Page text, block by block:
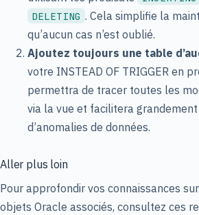
DELETING . Cela simplifie la
qu’aucun cas n’est oublié.
Ajoutez toujours une table
votre INSTEAD OF TRIGGER en
permettra de tracer toutes les
via la vue et facilitera
d’anomalies de données.
Aller plus loin
Pour approfondir vos connaissances
objets Oracle associés, consultez ces